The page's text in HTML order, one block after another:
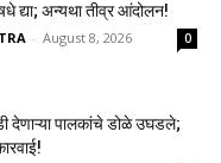
द्या; अन्यथा तीव्र आंदोलन!
- August 8, 2026 0
देणाऱ्या पालकांचे डोळे उघडले;